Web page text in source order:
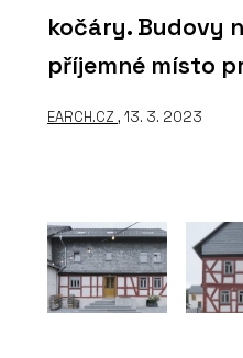
kočáry. Budovy
příjemné místo
EARCH.CZ , 13. 3. 2023